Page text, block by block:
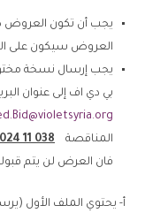
العروض سيكون على
يجب إرسال نسخة
بي دي اف إلى عنوان
المناقصة 11 038
فان العرض لن يتم
أ- يحتوي الملف الأول